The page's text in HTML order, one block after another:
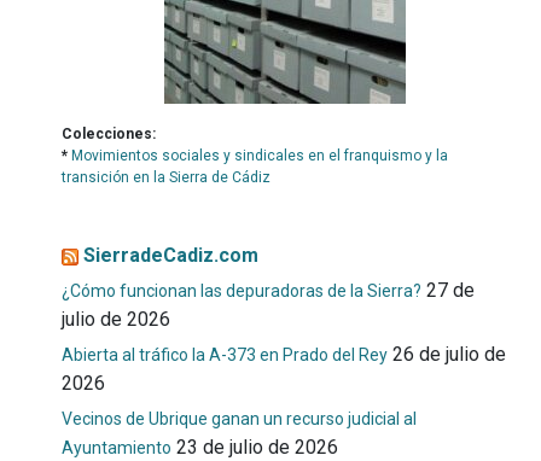
Colecciones:
* Movimientos sociales y sindicales en el franquismo y la
transición en la Sierra de Cádiz
SierradeCadiz.com
¿Cómo funcionan las depuradoras de la Sierra? 27 de
julio de 2026
Abierta al tráfico la A-373 en Prado del Rey 26 de julio de
2026
Vecinos de Ubrique ganan un recurso judicial al
Ayuntamiento 23 de julio de 2026